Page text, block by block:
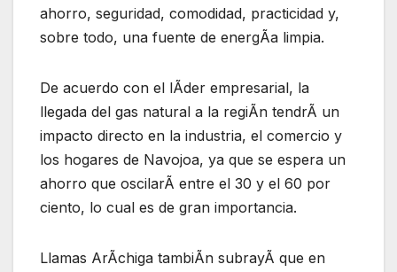
ahorro, seguridad, comodidad, practicidad y,
sobre todo, una fuente de energÃa limpia.
De acuerdo con el lÃder empresarial, la
llegada del gas natural a la regiÃn tendrÃ un
impacto directo en la industria, el comercio y
los hogares de Navojoa, ya que se espera un
ahorro que oscilarÃ entre el 30 y el 60 por
ciento, lo cual es de gran importancia.
Llamas ArÃchiga tambiÃn subrayÃ que en